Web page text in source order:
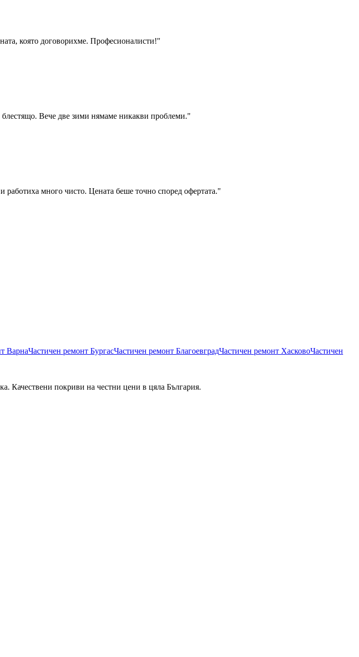
която договорихме. Професионалисти!"
блестящо. Вече две зими нямаме никакви проблеми."
работиха много чисто. Цената беше точно според офертата."
ВарнаЧастичен ремонт БургасЧастичен ремонт БлагоевградЧастичен ремонт ХасковоЧастичен
Качествени покриви на честни цени в цяла България.